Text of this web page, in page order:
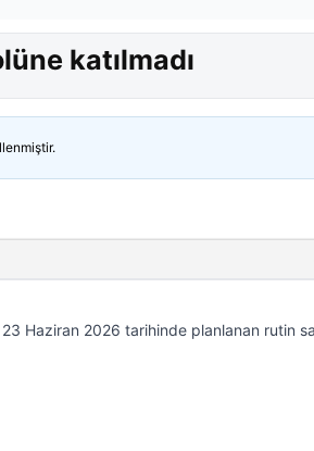
katılmadı
Haziran 2026 tarihinde planlanan rutin